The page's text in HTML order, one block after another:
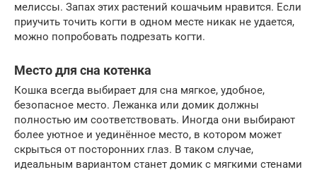
мелиссы. Запах этих растений кошачьим нравится. Если
приучить точить когти в одном месте никак не удается,
можно попробовать подрезать когти.
Место для сна котенка
Кошка всегда выбирает для сна мягкое, удобное,
безопасное место. Лежанка или домик должны
полностью им соответствовать. Иногда они выбирают
более уютное и уединённое место, в котором может
скрыться от посторонних глаз. В таком случае,
идеальным вариантом станет домик с мягкими стенами